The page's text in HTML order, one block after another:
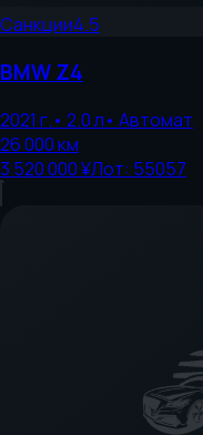
Санкции4.5
BMWZ4
2021 г.• 2.0л• Автомат
26 000км
3 520 000 ¥Лот: 55057